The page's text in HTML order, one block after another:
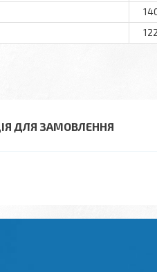
ДЛЯ ЗАМОВЛЕННЯ